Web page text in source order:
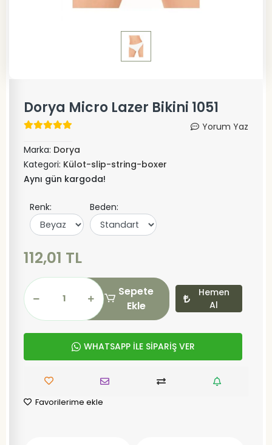
Dorya Micro Lazer Bikini 1051
Yorum Yaz
Marka: Dorya
Kategori: Külot-slip-string-boxer
Aynı gün kargoda!
Renk: Beden:
112,01 TL
Sepete
Ekle
Hemen
Al
WHATSAPP İLE SİPARİŞ VER
Favorilerime ekle